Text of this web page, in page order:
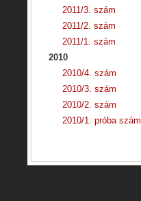
2011/3. szám
2011/2. szám
2011/1. szám
2010
2010/4. szám
2010/3. szám
2010/2. szám
2010/1. próba szám